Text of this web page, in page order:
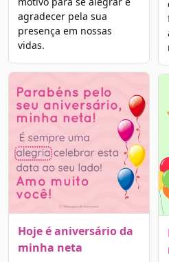
agradecer pela sua
presença em nossas
vidas.
Hoje é aniversário da
minha neta